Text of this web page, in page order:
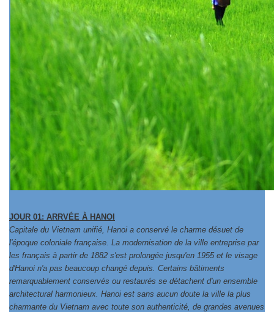
JOUR 01: ARRVÉE À HANOI
Capitale du Vietnam unifié, Hanoi a conservé le charme désuet de
l'époque coloniale française. La modernisation de la ville entreprise par
les français à partir de 1882 s'est prolongée jusqu'en 1955 et le visage
d'Hanoi n'a pas beaucoup changé depuis. Certains bâtiments
remarquablement conservés ou restaurés se détachent d'un ensemble
architectural harmonieux. Hanoi est sans aucun doute la ville la plus
charmante du Vietnam avec toute son authenticité, de grandes avenues